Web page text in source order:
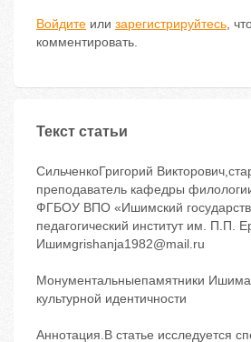
Войдите или зарегистрируйтесь,
комментировать.
Текст статьи
СильченкоГригорий
преподаватель кафедры
ФГБОУ ВПО «Ишимский
педагогический институт им. П.П.
Ишимgrishanja1982@mail.ru
Монументальныепамятники
культурной идентичности
Аннотация.В статье исследуется